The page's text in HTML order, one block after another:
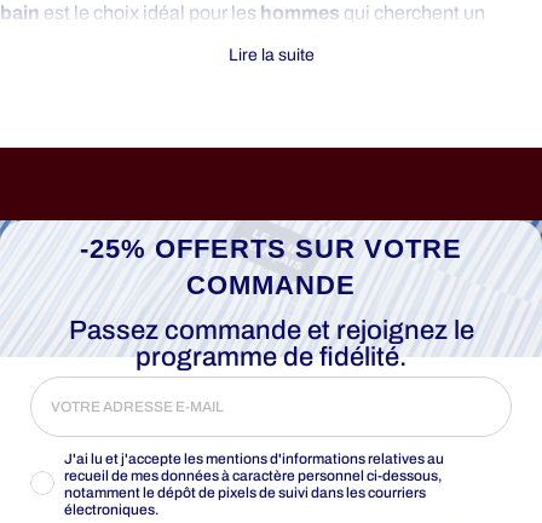
bain est le choix idéal pour les hommes qui cherchent un
compromis entre confort et style. Allez, plongez dans ce texte
municipale, où leshort de bainest souvent interdit. Leboxer
est donc le choix parfait pour touthommedésireux de
sans compromis. N’attendez plus pour vous
jeter à l’eau avec un
boxer de bain homme
qui vous offre à la
fois liberté de mouvement et sécurité.
LE BOXER DE BAIN HOMME
LE SLIP FRANÇAIS :
QUALITÉ, CONFORT ET
STYLE
Découvrez notre large sélection de
Lire la suite
-25% OFFERTS SUR VOTRE
COMMANDE
Passez commande et rejoignez le
programme de fidélité.
J'ai lu et j'accepte les mentions d'informations relatives au
recueil de mes données à caractère personnel ci-dessous,
notamment le dépôt de pixels de suivi dans les courriers
électroniques.